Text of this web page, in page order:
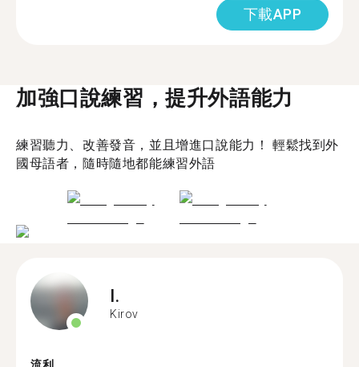
下載APP
加強口說練習，提升外語能力
練習聽力、改善發音，並且增進口說能力！ 輕鬆找到外
國母語者，隨時隨地都能練習外語
I.
Kirov